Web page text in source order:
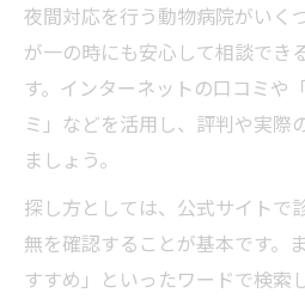
夜間対応を行う動物病院がいく
が一の時にも安心して相談でき
す。インターネットの口コミや
ミ」などを活用し、評判や実際
ましょう。
探し方としては、公式サイトで
無を確認することが基本です。
すすめ」といったワードで検索